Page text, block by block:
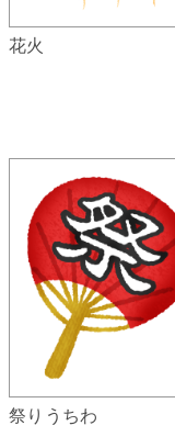
花火
祭りうちわ